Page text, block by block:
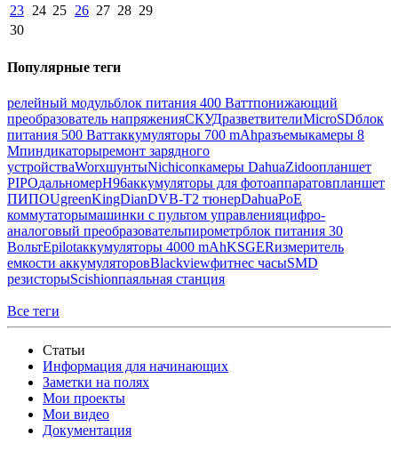
23 24 25 26 27 28 29
30
Популярные теги
релейный модульблок питания 400 Ваттпонижающий
преобразователь напряженияСКУДразветвителиMicroSDблок
питания 500 Ваттаккумуляторы 700 mAhразъемыкамеры 8
Мпиндикаторыремонт зарядного
устройстваWorxшунтыNichiconкамеры DahuaZidooпланшет
PIPOдальномерH96аккумуляторы для фотоаппаратовпланшет
ПИПОUgreenKingDianDVB-T2 тюнерDahuaPoE
коммутаторымашинки с пультом управленияцифро-
аналоговый преобразовательпирометрблок питания 30
ВольтEpilotаккумуляторы 4000 mAhKSGERизмеритель
емкости аккумуляторовBlackviewфитнес часыSMD
резисторыScishionпаяльная станция
Все теги
Статьи
Информация для начинающих
Заметки на полях
Мои проекты
Мои видео
Документация